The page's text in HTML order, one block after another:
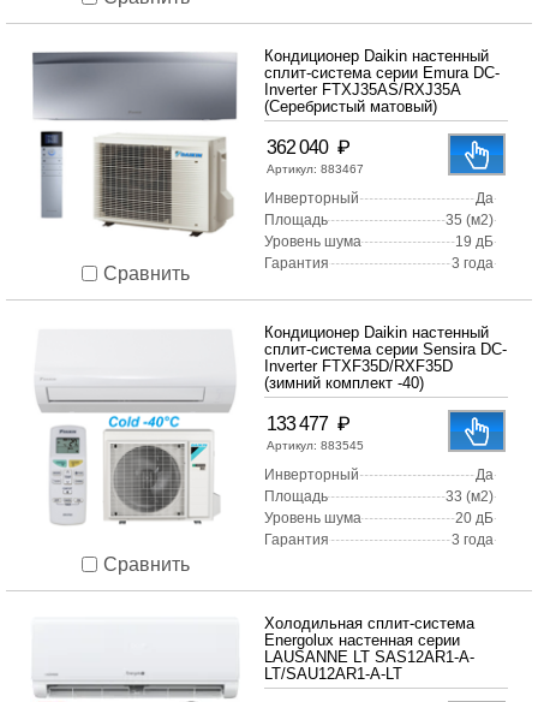
Сравнить
Кондиционер Daikin настенный
сплит-система серии Emura DC-
Inverter FTXJ35AS/RXJ35A
(Серебристый матовый)
362 040 ₽
Артикул: 883467
Инверторный
Да
Площадь
35 (м2)
Уровень шума
19 дБ
Гарантия
3 года
Сравнить
Кондиционер Daikin настенный
сплит-система серии Sensira DC-
Inverter FTXF35D/RXF35D
(зимний комплект -40)
133 477 ₽
Артикул: 883545
Инверторный
Да
Площадь
33 (м2)
Уровень шума
20 дБ
Гарантия
3 года
Холодильная сплит-система
Energolux настенная серии
LAUSANNE LT SAS12AR1-A-
LT/SAU12AR1-A-LT